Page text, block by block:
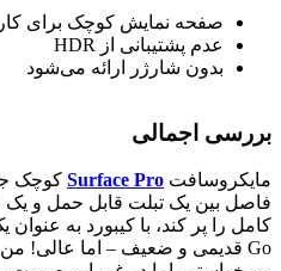
صفحه نمایش کوچک برای
عدم پشتیبانی از HDR
بدون شارژر ارائه می‌شود
بررسی اجمالی
مایکروسافت Surface Pro کوچک
فاصل بین یک تبلت قابل حمل و یک